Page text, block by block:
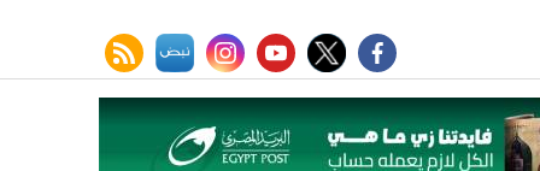
facebook
twitter
youtube
instagram
نبض rss feed